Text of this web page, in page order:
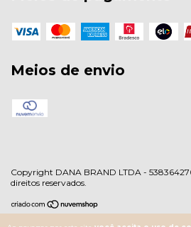
Meios de envio
Copyright DANA BRAND LTDA -
direitos reservados.